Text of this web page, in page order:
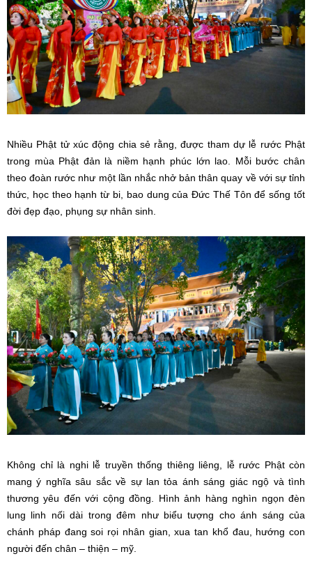
Nhiều Phật tử xúc động chia sẻ rằng, được tham dự lễ rước Phật
trong mùa Phật đản là niềm hạnh phúc lớn lao. Mỗi bước chân
theo đoàn rước như một lần nhắc nhở bản thân quay về với sự tỉnh
thức, học theo hạnh từ bi, bao dung của Đức Thế Tôn để sống tốt
đời đẹp đạo, phụng sự nhân sinh.
Không chỉ là nghi lễ truyền thống thiêng liêng, lễ rước Phật còn
mang ý nghĩa sâu sắc về sự lan tỏa ánh sáng giác ngộ và tình
thương yêu đến với cộng đồng. Hình ảnh hàng nghìn ngọn đèn
lung linh nối dài trong đêm như biểu tượng cho ánh sáng của
chánh pháp đang soi rọi nhân gian, xua tan khổ đau, hướng con
người đến chân – thiện – mỹ.